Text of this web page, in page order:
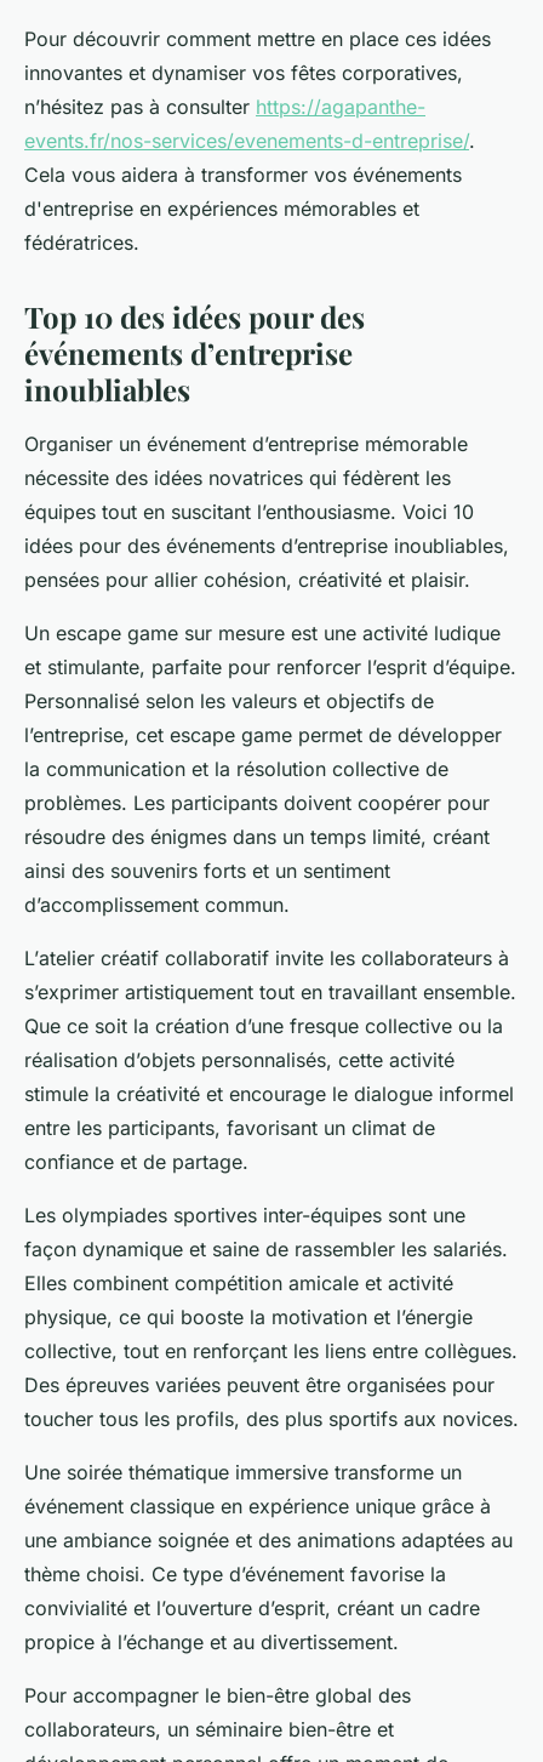
Pour découvrir comment mettre en place ces idées
innovantes et dynamiser vos fêtes corporatives,
n’hésitez pas à consulter https://agapanthe-
events.fr/nos-services/evenements-d-entreprise/.
Cela vous aidera à transformer vos événements
d'entreprise en expériences mémorables et
fédératrices.
Top 10 des idées pour des
événements d’entreprise
inoubliables
Organiser un événement d’entreprise mémorable
nécessite des idées novatrices qui fédèrent les
équipes tout en suscitant l’enthousiasme. Voici 10
idées pour des événements d’entreprise inoubliables,
pensées pour allier cohésion, créativité et plaisir.
Un escape game sur mesure est une activité ludique
et stimulante, parfaite pour renforcer l’esprit d’équipe.
Personnalisé selon les valeurs et objectifs de
l’entreprise, cet escape game permet de développer
la communication et la résolution collective de
problèmes. Les participants doivent coopérer pour
résoudre des énigmes dans un temps limité, créant
ainsi des souvenirs forts et un sentiment
d’accomplissement commun.
L’atelier créatif collaboratif invite les collaborateurs à
s’exprimer artistiquement tout en travaillant ensemble.
Que ce soit la création d’une fresque collective ou la
réalisation d’objets personnalisés, cette activité
stimule la créativité et encourage le dialogue informel
entre les participants, favorisant un climat de
confiance et de partage.
Les olympiades sportives inter-équipes sont une
façon dynamique et saine de rassembler les salariés.
Elles combinent compétition amicale et activité
physique, ce qui booste la motivation et l’énergie
collective, tout en renforçant les liens entre collègues.
Des épreuves variées peuvent être organisées pour
toucher tous les profils, des plus sportifs aux novices.
Une soirée thématique immersive transforme un
événement classique en expérience unique grâce à
une ambiance soignée et des animations adaptées au
thème choisi. Ce type d’événement favorise la
convivialité et l’ouverture d’esprit, créant un cadre
propice à l’échange et au divertissement.
Pour accompagner le bien-être global des
collaborateurs, un séminaire bien-être et